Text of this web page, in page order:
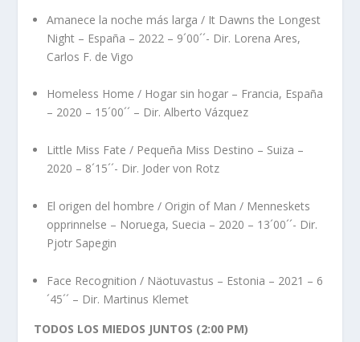
Amanece la noche más larga / It Dawns the Longest
Night – España – 2022 – 9´00´´- Dir. Lorena Ares,
Carlos F. de Vigo
Homeless Home / Hogar sin hogar – Francia, España
– 2020 – 15´00´´ – Dir. Alberto Vázquez
Little Miss Fate / Pequeña Miss Destino – Suiza –
2020 – 8´15´´- Dir. Joder von Rotz
El origen del hombre / Origin of Man / Menneskets
opprinnelse – Noruega, Suecia – 2020 – 13´00´´- Dir.
Pjotr Sapegin
Face Recognition / Näotuvastus – Estonia – 2021 – 6
´45´´ – Dir. Martinus Klemet
TODOS LOS MIEDOS JUNTOS (2:00 PM)